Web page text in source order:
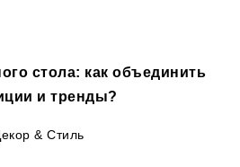
стола: как объединить
и тренды?
& Стиль